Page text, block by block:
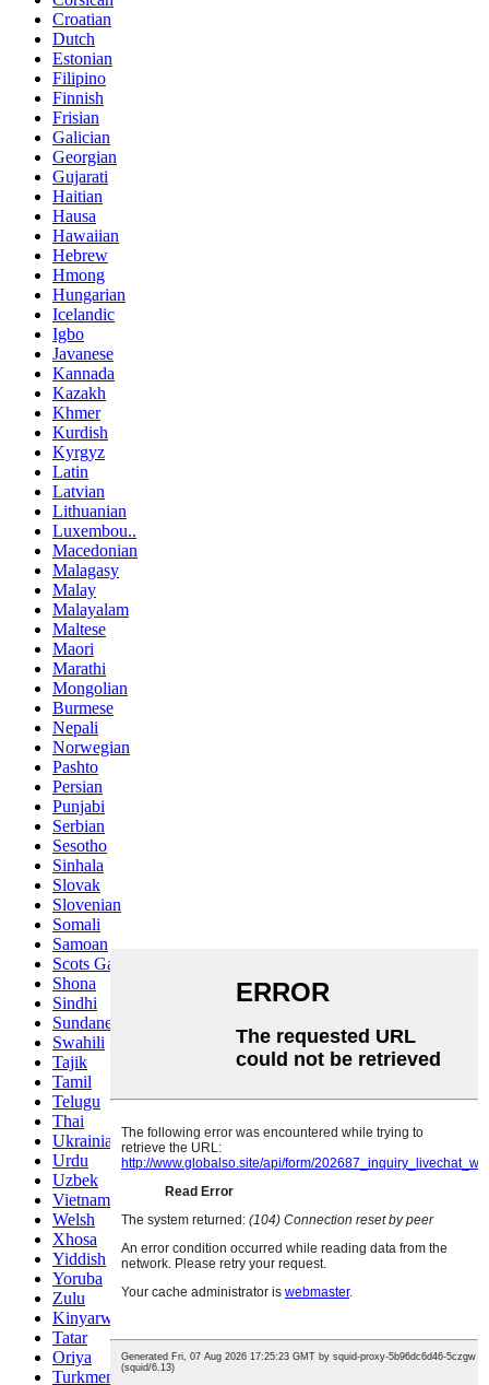
Croatian
Dutch
Estonian
Filipino
Finnish
Frisian
Galician
Georgian
Gujarati
Haitian
Hausa
Hawaiian
Hebrew
Hmong
Hungarian
Icelandic
Igbo
Javanese
Kannada
Kazakh
Khmer
Kurdish
Kyrgyz
Latin
Latvian
Lithuanian
Luxembou..
Macedonian
Malagasy
Malay
Malayalam
Maltese
Maori
Marathi
Mongolian
Burmese
Nepali
Norwegian
Pashto
Persian
Punjabi
Serbian
Sesotho
Sinhala
Slovak
Slovenian
Somali
Samoan
Scots Gaelic
Shona
Sindhi
Sundanese
Swahili
Tajik
Tamil
Telugu
Thai
Ukrainian
Urdu
Uzbek
Vietnamese
Welsh
Xhosa
Yiddish
Yoruba
Zulu
Kinyarwanda
Tatar
Oriya
Turkmen